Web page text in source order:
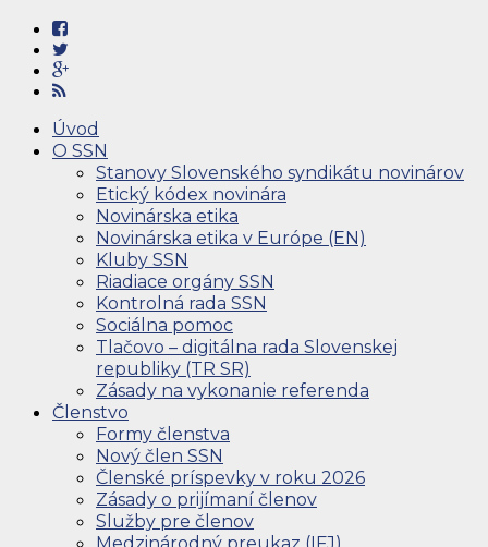
Úvod
O SSN
Stanovy Slovenského syndikátu novinárov
Etický kódex novinára
Novinárska etika
Novinárska etika v Európe (EN)
Kluby SSN
Riadiace orgány SSN
Kontrolná rada SSN
Sociálna pomoc
Tlačovo – digitálna rada Slovenskej
republiky (TR SR)
Zásady na vykonanie referenda
Členstvo
Formy členstva
Nový člen SSN
Členské príspevky v roku 2026
Zásady o prijímaní členov
Služby pre členov